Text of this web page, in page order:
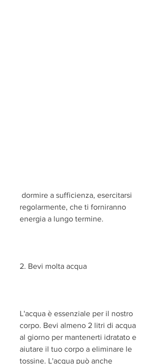
regolarmente, che ti forniranno
energia a lungo termine.
2. Bevi molta acqua
L'acqua è essenziale per il nostro
corpo. Bevi almeno 2 litri di acqua
al giorno per mantenerti idratato e
aiutare il tuo corpo a eliminare le
tossine. L'acqua può anche